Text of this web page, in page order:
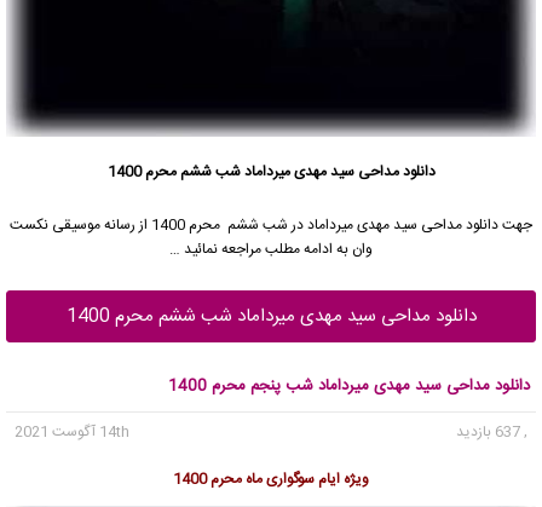
دانلود مداحی سید مهدی میرداماد شب ششم محرم 1400
جهت دانلود مداحی سید مهدی میرداماد
در شب ششم محرم 1400 از رسانه موسیقی نکست
وان به ادامه مطلب مراجعه نمائید …
دانلود مداحی سید مهدی میرداماد شب ششم محرم 1400
دانلود مداحی سید مهدی میرداماد شب پنجم محرم 1400
, 637 بازدید
14th آگوست 2021
ویژه ایام سوگواری ماه محرم 1400